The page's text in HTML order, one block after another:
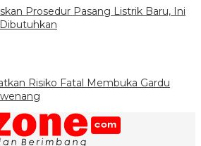
Prosedur Pasang Listrik Baru, Ini
Risiko Fatal Membuka Gardu